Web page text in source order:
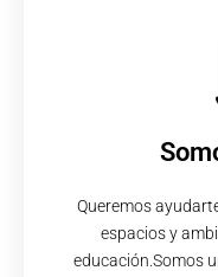
Queremos
espacios y
educación.Somos